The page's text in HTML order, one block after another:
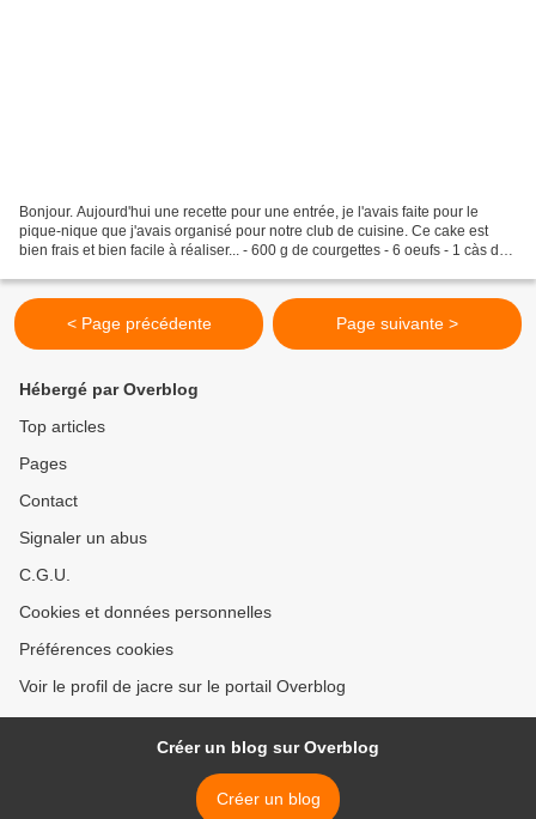
Bonjour. Aujourd'hui une recette pour une entrée, je l'avais faite pour le
pique-nique que j'avais organisé pour notre club de cuisine. Ce cake est
bien frais et bien facile à réaliser... - 600 g de courgettes - 6 oeufs - 1 càs de
< Page précédente Page suivante >
Hébergé par Overblog
Top articles
Pages
Contact
Signaler un abus
C.G.U.
Cookies et données personnelles
Préférences cookies
Voir le profil de jacre sur le portail Overblog
Créer un blog sur Overblog
Créer un blog